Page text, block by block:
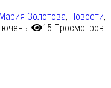
Мария Золотова, Новости,
15 Просмотров